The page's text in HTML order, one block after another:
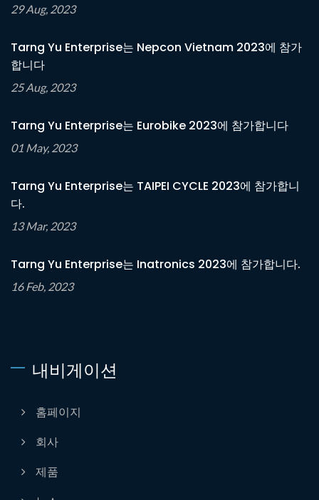
29 Aug, 2023
Tarng Yu Enterprise는 Nepcon Vietnam 2023에 참가
합니다
25 Aug, 2023
Tarng Yu Enterprise는 Eurobike 2023에 참가합니다
01 May, 2023
Tarng Yu Enterprise는 TAIPEI CYCLE 2023에 참가합니
다.
13 Mar, 2023
Tarng Yu Enterprise는 Inatronics 2023에 참가합니다.
16 Feb, 2023
내비게이션
홈페이지
회사
제품